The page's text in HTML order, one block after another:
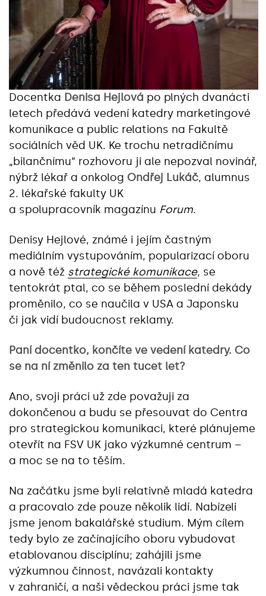
Docentka Denisa Hejlová po plných dvanácti
letech předává vedení katedry marketingové
komunikace a public relations na Fakultě
sociálních věd UK. Ke trochu netradičnímu
„bilančnímu“ rozhovoru ji ale nepozval novinář,
nýbrž lékař a onkolog Ondřej Lukáč, alumnus
2. lékařské fakulty UK
a spolupracovník magazínu Forum.
Denisy Hejlové, známé i jejím častným
mediálním vystupováním, popularizací oboru
a nově též strategické komunikace, se
tentokrát ptal, co se během poslední dekády
proměnilo, co se naučila v USA a Japonsku
či jak vidí budoucnost reklamy.
Paní docentko, končíte ve vedení katedry. Co
se na ní změnilo za ten tucet let?
Ano, svoji práci už zde považuji za
dokončenou a budu se přesouvat do Centra
pro strategickou komunikaci, které plánujeme
otevřít na FSV UK jako výzkumné centrum –
a moc se na to těším.
Na začátku jsme byli relativně mladá katedra
a pracovalo zde pouze několik lidí. Nabízeli
jsme jenom bakalářské studium. Mým cílem
tedy bylo ze začínajícího oboru vybudovat
etablovanou disciplínu; zahájili jsme
výzkumnou činnost, navázali kontakty
v zahraničí, a naši vědeckou práci jsme tak